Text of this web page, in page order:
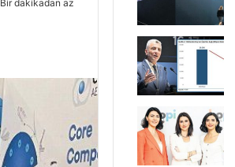
Bir dakikadan az